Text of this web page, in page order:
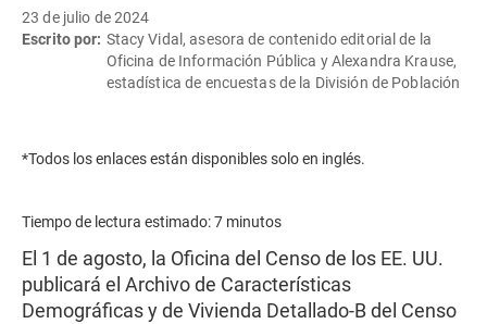
23 de julio de 2024
Escrito por: Stacy Vidal, asesora de contenido editorial de la
Oficina de Información Pública y Alexandra Krause,
estadística de encuestas de la División de Población
*Todos los enlaces están disponibles solo en inglés.
Tiempo de lectura estimado: 7 minutos
El 1 de agosto, la Oficina del Censo de los EE. UU.
publicará el Archivo de Características
Demográficas y de Vivienda Detallado-B del Censo